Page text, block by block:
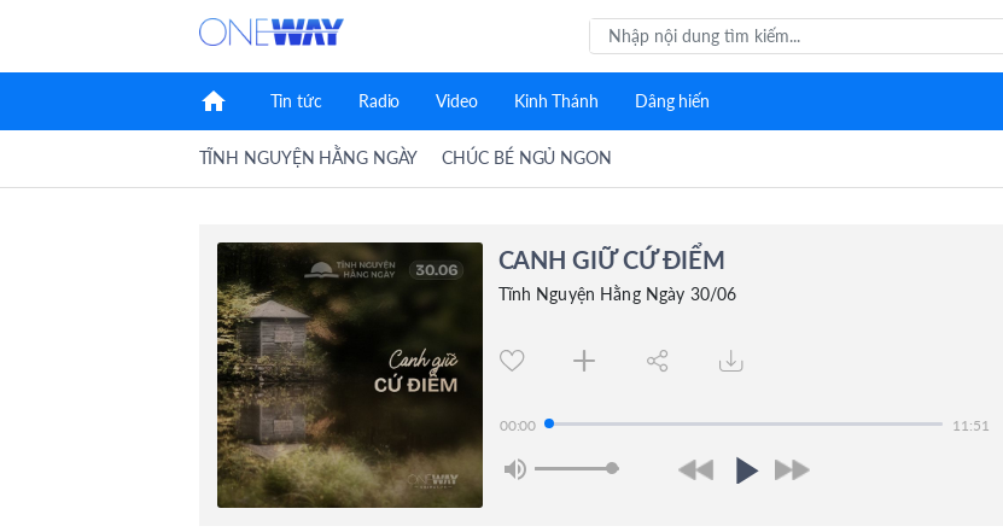
home Tin tức Radio Video Kinh Thánh Dâng hiến
TĨNH NGUYỆN HẰNG NGÀY CHÚC BÉ NGỦ NGON
CANH GIỮ CỨ ĐIỂM
Tĩnh Nguyện Hằng Ngày 30/06
00:00 11:51